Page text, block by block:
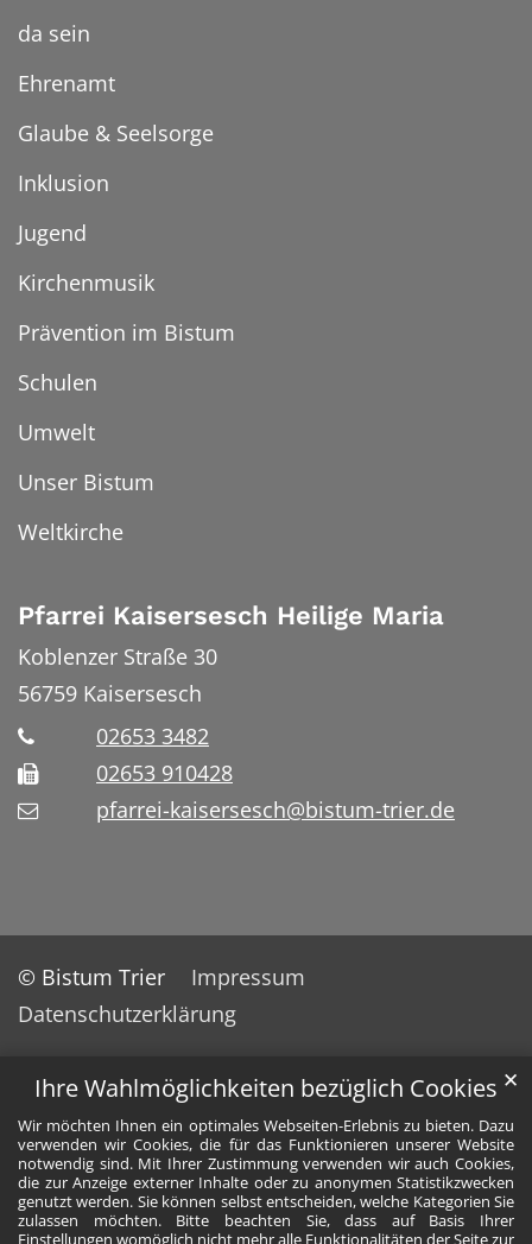
Ihre Wahlmöglichkeiten bezüglich Cookies
Wir möchten Ihnen ein optimales Webseiten-Erlebnis zu bieten. Dazu
verwenden wir Cookies, die für das Funktionieren unserer Website
notwendig sind. Mit Ihrer Zustimmung verwenden wir auch Cookies,
die zur Anzeige externer Inhalte oder zu anonymen Statistikzwecken
genutzt werden. Sie können selbst entscheiden, welche Kategorien Sie
zulassen möchten. Bitte beachten Sie, dass auf Basis Ihrer
Einstellungen womöglich nicht mehr alle Funktionalitäten der Seite zur
✕
da sein
Ehrenamt
Glaube & Seelsorge
Inklusion
Jugend
Kirchenmusik
Prävention im Bistum
Schulen
Umwelt
Unser Bistum
Weltkirche
Pfarrei Kaisersesch Heilige Maria
Koblenzer Straße 30
56759 Kaisersesch
02653 3482
02653 910428
pfarrei-kaisersesch@bistum-trier.de
© Bistum Trier
Impressum
Datenschutzerklärung